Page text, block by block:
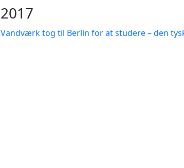
2017
Vandværk tog til Berlin for at studere – den